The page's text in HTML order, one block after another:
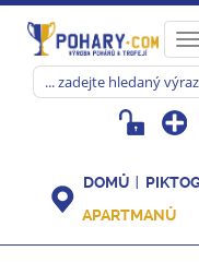
DOMŮ
APARTMANŮ